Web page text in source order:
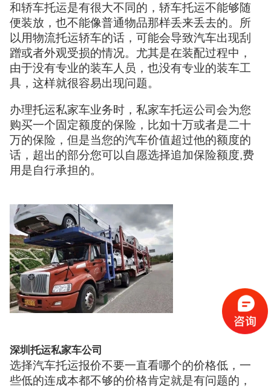
和轿车托运是有很大不同的，轿车托运不能够随
便装放，也不能像普通物品那样丢来丢去的。所
以用物流托运轿车的话，可能会导致汽车出现刮
蹭或者外观受损的情况。尤其是在装配过程中，
由于没有专业的装车人员，也没有专业的装车工
具，这样就很容易出现问题。
办理托运私家车业务时，私家车托运公司会为您
购买一个固定额度的保险，比如十万或者是二十
万的保险，但是当您的汽车价值超过他的额度的
话，超出的部分您可以自愿选择追加保险额度,费
用是自行承担的。
深圳托运私家车公司
选择汽车托运报价不要一直看哪个的价格低，一
些低的连成本都不够的价格肯定就是有问题的，